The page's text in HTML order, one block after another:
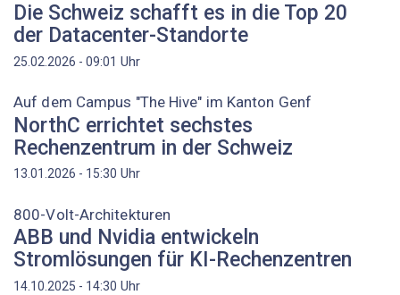
Die Schweiz schafft es in die Top 20
der Datacenter-Standorte
25.02.2026 - 09:01 Uhr
Auf dem Campus "The Hive" im Kanton Genf
NorthC errichtet sechstes
Rechenzentrum in der Schweiz
13.01.2026 - 15:30 Uhr
800-Volt-Architekturen
ABB und Nvidia entwickeln
Stromlösungen für KI-Rechenzentren
14.10.2025 - 14:30 Uhr